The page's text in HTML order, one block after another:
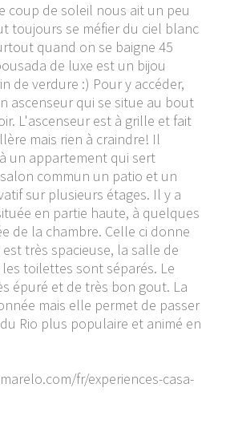
coup de soleil nous ait un peu
toujours se méfier du ciel blanc
quand on se baigne 45
de luxe est un bijou
de verdure :) Pour y accéder,
ascenseur qui se situe au bout
L'ascenseur est à grille et fait
mais rien à craindre! Il
un appartement qui sert
commun un patio et un
sur plusieurs étages. Il y a
en partie haute, à quelques
de la chambre. Celle ci donne
très spacieuse, la salle de
toilettes sont séparés. Le
épuré et de très bon gout. La
mais elle permet de passer
Rio plus populaire et animé en
fr/experiences-casa-